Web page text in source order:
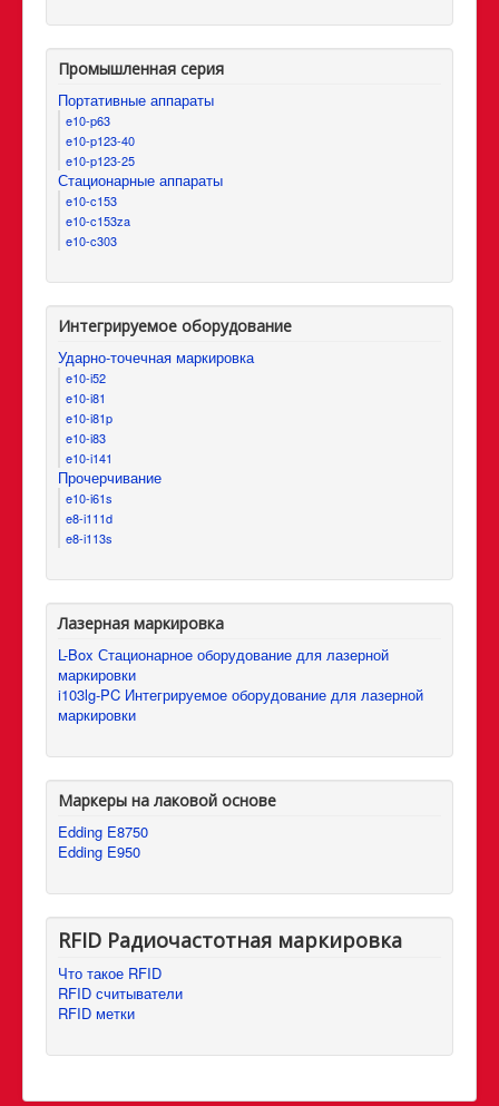
Промышленная серия
Портативные аппараты
e10-p63
e10-p123-40
e10-p123-25
Стационарные аппараты
e10-c153
e10-c153za
e10-c303
Интегрируемое оборудование
Ударно-точечная маркировка
e10-i52
e10-i81
e10-i81p
e10-i83
e10-i141
Прочерчивание
e10-i61s
e8-i111d
e8-i113s
Лазерная маркировка
L-Box Стационарное оборудование для лазерной
маркировки
i103lg-PC Интегрируемое оборудование для лазерной
маркировки
Маркеры на лаковой основе
Edding E8750
Edding E950
RFID Радиочастотная маркировка
Что такое RFID
RFID считыватели
RFID метки